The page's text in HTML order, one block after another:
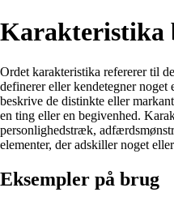
Karakteristika
Ordet karakteristika refererer til
definerer eller kendetegner
beskrive de distinkte eller
en ting eller en begivenhed.
personlighedstræk,
elementer, der adskiller noget
Eksempler på brug